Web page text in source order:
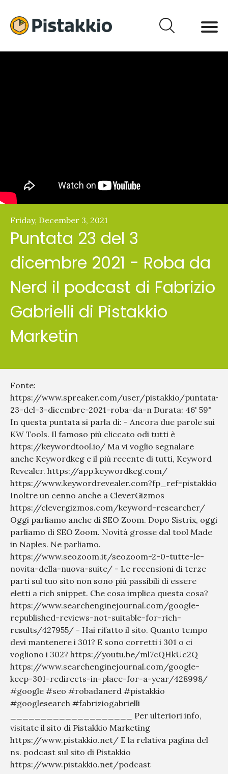
Friday, December 3, 2021
Puntata 23 del 3
dicembre 2021 - Roba da
Nerd il podcast di Fabrizio
Gabrielli di Pistakkio
Marketin
Fonte:
https://www.spreaker.com/user/pistakkio/puntata-
23-del-3-dicembre-2021-roba-da-n Durata: 46' 59"
In questa puntata si parla di: - Ancora due parole sui
KW Tools. Il famoso più cliccato odi tutti è
https://keywordtool.io/ Ma vi voglio segnalare
anche Keywordkeg e il più recente di tutti, Keyword
Revealer. https://app.keywordkeg.com/
https://www.keywordrevealer.com?fp_ref=pistakkio
Inoltre un cenno anche a CleverGizmos
https://clevergizmos.com/keyword-researcher/
Oggi parliamo anche di SEO Zoom. Dopo Sistrix, oggi
parliamo di SEO Zoom. Novità grosse dal tool Made
in Naples. Ne parliamo.
https://www.seozoom.it/seozoom-2-0-tutte-le-
novita-della-nuova-suite/ - Le recensioni di terze
parti sul tuo sito non sono più passibili di essere
eletti a rich snippet. Che cosa implica questa cosa?
https://www.searchenginejournal.com/google-
republished-reviews-not-suitable-for-rich-
results/427955/ - Hai rifatto il sito. Quanto tempo
devi mantenere i 301? E sono corretti i 301 o ci
vogliono i 302? https://youtu.be/ml7cQHkUc2Q
https://www.searchenginejournal.com/google-
keep-301-redirects-in-place-for-a-year/428998/
#google #seo #robadanerd #pistakkio
#googlesearch #fabriziogabrielli
____________________ Per ulteriori info,
visitate il sito di Pistakkio Marketing
https://www.pistakkio.net/ E la relativa pagina del
ns. podcast sul sito di Pistakkio
https://www.pistakkio.net/podcast